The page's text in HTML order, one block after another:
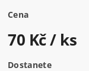
Cena
70 Kč/ ks
Dostanete